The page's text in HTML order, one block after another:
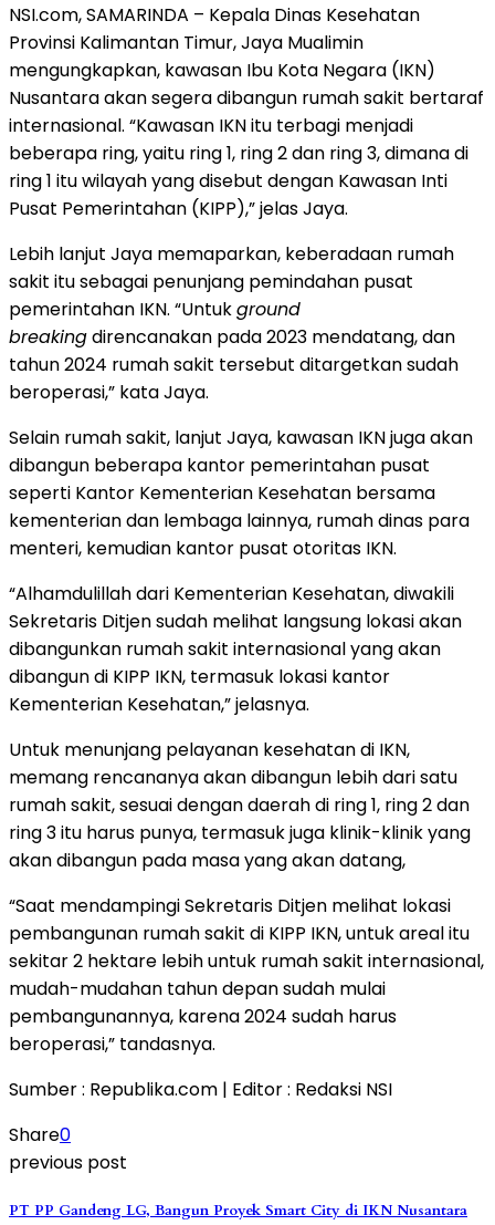
NSI.com, SAMARINDA – Kepala Dinas Kesehatan
Provinsi Kalimantan Timur, Jaya Mualimin
mengungkapkan, kawasan Ibu Kota Negara (IKN)
Nusantara akan segera dibangun rumah sakit bertaraf
internasional. “Kawasan IKN itu terbagi menjadi
beberapa ring, yaitu ring 1, ring 2 dan ring 3, dimana di
ring 1 itu wilayah yang disebut dengan Kawasan Inti
Pusat Pemerintahan (KIPP),” jelas Jaya.
Lebih lanjut Jaya memaparkan, keberadaan rumah
sakit itu sebagai penunjang pemindahan pusat
pemerintahan IKN. “Untukground
breakingdirencanakan pada 2023 mendatang, dan
tahun 2024 rumah sakit tersebut ditargetkan sudah
beroperasi,” kata Jaya.
Selain rumah sakit, lanjut Jaya, kawasan IKN juga akan
dibangun beberapa kantor pemerintahan pusat
seperti Kantor Kementerian Kesehatan bersama
kementerian dan lembaga lainnya, rumah dinas para
menteri, kemudian kantor pusat otoritas IKN.
“Alhamdulillah dari Kementerian Kesehatan, diwakili
Sekretaris Ditjen sudah melihat langsung lokasi akan
dibangunkan rumah sakit internasional yang akan
dibangun di KIPP IKN, termasuk lokasi kantor
Kementerian Kesehatan,” jelasnya.
Untuk menunjang pelayanan kesehatan di IKN,
memang rencananya akan dibangun lebih dari satu
rumah sakit, sesuai dengan daerah di ring 1, ring 2 dan
ring 3 itu harus punya, termasuk juga klinik-klinik yang
akan dibangun pada masa yang akan datang,
“Saat mendampingi Sekretaris Ditjen melihat lokasi
pembangunan rumah sakit di KIPP IKN, untuk areal itu
sekitar 2 hektare lebih untuk rumah sakit internasional,
mudah-mudahan tahun depan sudah mulai
pembangunannya, karena 2024 sudah harus
beroperasi,” tandasnya.
Sumber : Republika.com | Editor : Redaksi NSI
Share0
previous post
PT PP Gandeng LG, Bangun Proyek Smart City di IKN Nusantara